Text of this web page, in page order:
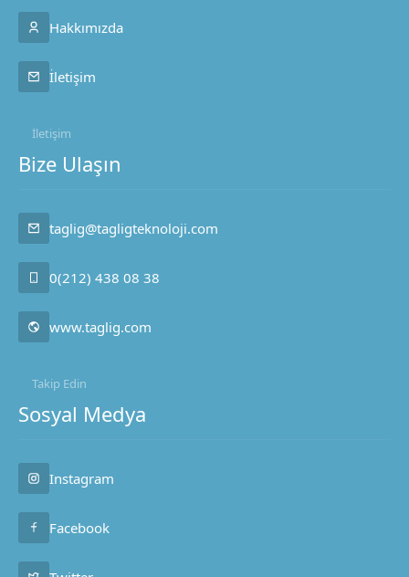
Hakkımızda
İletişim
İletişim
Bize Ulaşın
taglig@tagligteknoloji.com
0(212) 438 08 38
www.taglig.com
Takip Edin
Sosyal Medya
Instagram
Facebook
Taglig Teknoloji